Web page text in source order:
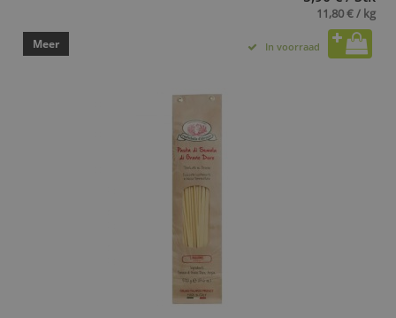
11,80 € / kg
Meer In voorraad